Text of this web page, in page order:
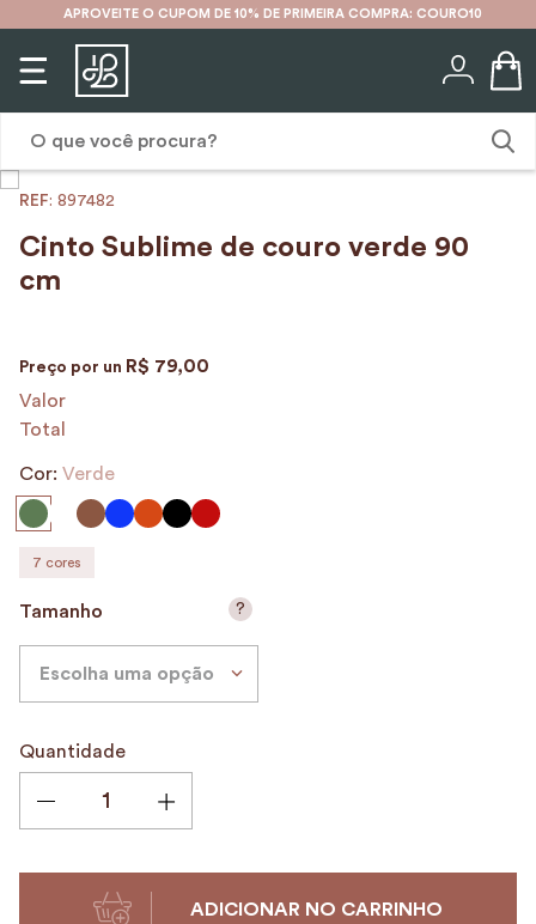
APROVEITE O CUPOM DE 10% DE PRIMEIRA COMPRA: COURO10
: 897482
Cinto Sublime de couro verde 90
cm
Preço por un R$ 79,00
Valor
Total
Cor: Verde
7 cores
Tamanho
Escolha uma opção
?
Quantidade
ADICIONAR NO CARRINHO
karina
2º
5º
6º
7
avental
8
nécessaire
9º
10º case